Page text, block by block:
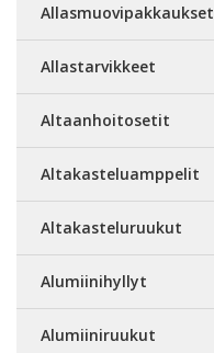
Allasmuovipakkaukset
Allastarvikkeet
Altaanhoitosetit
Altakasteluamppelit
Altakasteluruukut
Alumiinihyllyt
Alumiiniruukut